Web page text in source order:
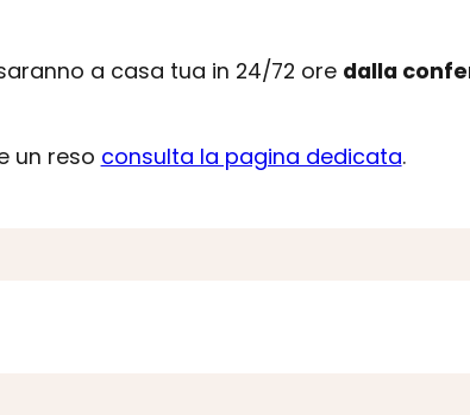
a casa tua in 24/72 ore dalla
un reso consulta la pagina dedicata.